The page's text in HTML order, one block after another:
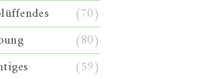
(70)
(80)
(59)